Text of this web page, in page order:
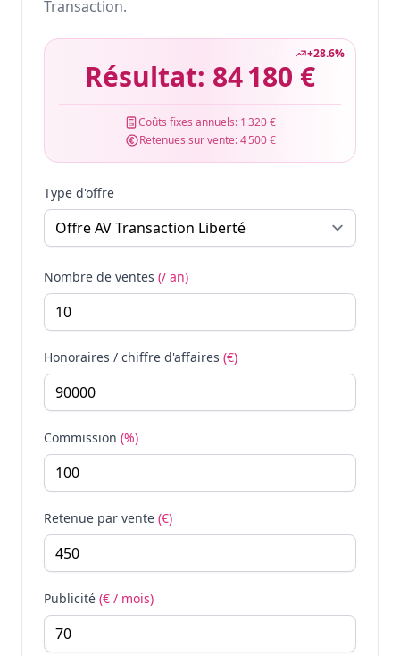
Transaction.
+28.6%
Résultat: 84 180 €
Coûts fixes annuels: 1 320 €
Retenues sur vente:4 500 €
Type d'offre
Nombre de ventes (/ an)
Honoraires / chiffre d'affaires (€)
Commission (%)
Retenue par vente (€)
Publicité (€ / mois)